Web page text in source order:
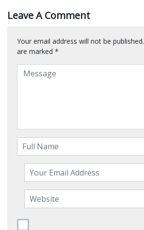
Leave A Comment
Your email address will not be published.
are marked *